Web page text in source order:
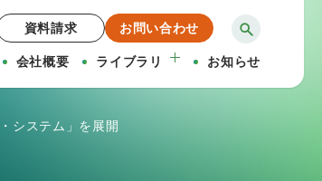
会社概要 ライブラリ お知らせ
資料請求 お問い合わせ
システム」を展開